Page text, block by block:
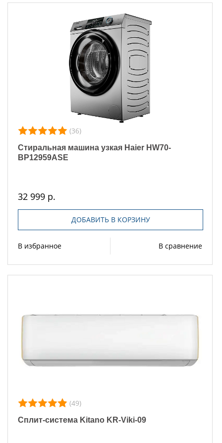
(36)
Стиральная машина узкая Haier HW70-
BP12959ASE
32 999 р.
ДОБАВИТЬ В КОРЗИНУ
В избранное В сравнение
(49)
Сплит-система Kitano KR-Viki-09